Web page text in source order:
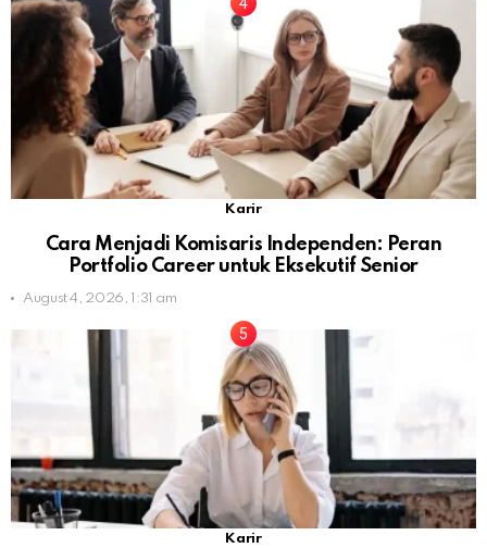
Karir
Cara Menjadi Komisaris Independen: Peran
Portfolio Career untuk Eksekutif Senior
August 4, 2026, 1:31 am
Karir